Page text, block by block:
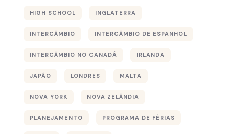
HIGH SCHOOL INGLATERRA
INTERCÂMBIO INTERCÂMBIO DE ESPANHOL
INTERCÂMBIO NO CANADÁ IRLANDA
JAPÃO LONDRES MALTA
NOVA YORK NOVA ZELÂNDIA
PLANEJAMENTO PROGRAMA DE FÉRIAS